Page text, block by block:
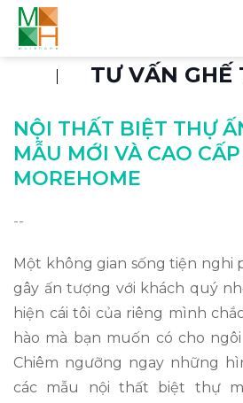
TƯ VẤN GHẾ
NỘI THẤT BIỆT THỰ
MẪU MỚI VÀ CAO
MOREHOME
--
Một không gian sống tiện nghi
gây ấn tượng với khách quý
hiện cái tôi của riêng mình
hào mà bạn muốn có cho
Chiêm ngưỡng ngay những
các mẫu nội thất biệt thự